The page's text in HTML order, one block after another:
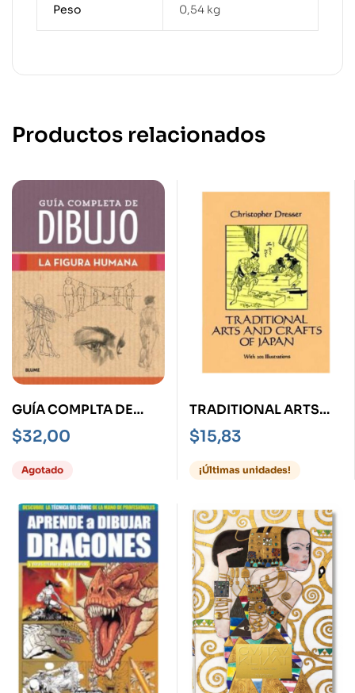
Peso 0,54 kg
Productos relacionados
GUÍA COMPLTA DE
DIBUJO -LA FIGURA
HUMANA-
$32,00
Agotado
TRADITIONAL ARTS
AND CRAFTS OF
JAPAN
$15,83
¡Últimas unidades!